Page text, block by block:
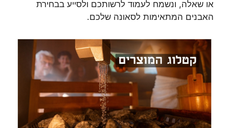
או שאלה, ונשמח לעמוד לרשותכם ולסייע בבחירת
האבנים המתאימות לסאונה שלכם.